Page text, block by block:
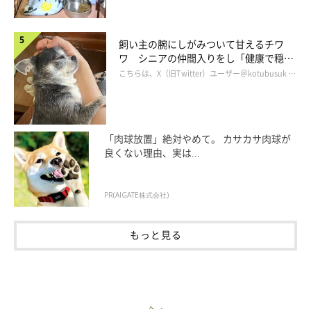
飼い主の腕にしがみついて甘えるチワ
ワ シニアの仲間入りをし「健康で穏や
かな暮らしが続いてほしい」と願う
こちらは、X（旧Twitter）ユーザー＠kotubusuk …
「肉球放置」絶対やめて。 カサカサ肉球が
良くない理由、実は...
PR(AIGATE株式会社)
もっと見る